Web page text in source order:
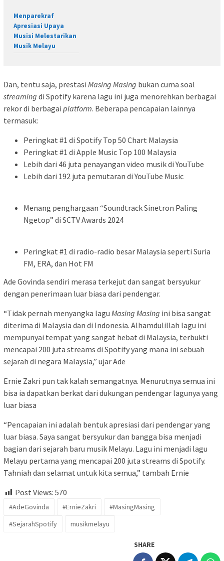
Menparekraf
Apresiasi Upaya
Musisi Melestarikan
Musik Melayu
Dan, tentu saja, prestasi Masing Masing bukan cuma soal
streaming di Spotify karena lagu ini juga menorehkan berbagai
rekor di berbagai platform. Beberapa pencapaian lainnya
termasuk:
Peringkat #1 di Spotify Top 50 Chart Malaysia
Peringkat #1 di Apple Music Top 100 Malaysia
Lebih dari 46 juta penayangan video musik di YouTube
Lebih dari 192 juta pemutaran di YouTube Music
Menang penghargaan “Soundtrack Sinetron Paling
Ngetop” di SCTV Awards 2024
Peringkat #1 di radio-radio besar Malaysia seperti Suria
FM, ERA, dan Hot FM
Ade Govinda sendiri merasa terkejut dan sangat bersyukur
dengan penerimaan luar biasa dari pendengar.
“Tidak pernah menyangka lagu Masing Masing ini bisa sangat
diterima di Malaysia dan di Indonesia. Alhamdulillah lagu ini
mempunyai tempat yang sangat hebat di Malaysia, terbukti
mencapai 200 juta streams di Spotify yang mana ini sebuah
sejarah di negara Malaysia,” ujar Ade
Ernie Zakri pun tak kalah semangatnya. Menurutnya semua ini
bisa ia dapatkan berkat dari dukungan pendengar lagunya yang
luar biasa
“Pencapaian ini adalah bentuk apresiasi dari pendengar yang
luar biasa. Saya sangat bersyukur dan bangga bisa menjadi
bagian dari sejarah baru musik Melayu. Lagu ini menjadi lagu
Melayu pertama yang mencapai 200 juta streams di Spotify.
Tahniah dan selamat untuk kita semua,” tambah Ernie
Post Views: 570
#AdeGovinda #ErnieZakri
#MasingMasing
#SejarahSpotify
musikmelayu
SHARE